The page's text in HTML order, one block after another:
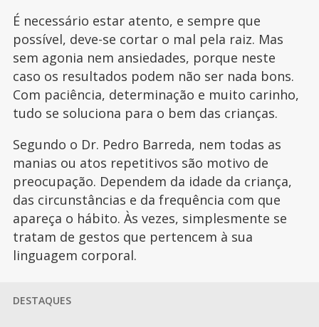
É necessário estar atento, e sempre que
possível, deve-se cortar o mal pela raiz. Mas
sem agonia nem ansiedades, porque neste
caso os resultados podem não ser nada bons.
Com paciência, determinação e muito carinho,
tudo se soluciona para o bem das crianças.
Segundo o Dr. Pedro Barreda, nem todas as
manias ou atos repetitivos são motivo de
preocupação. Dependem da idade da criança,
das circunstâncias e da frequência com que
apareça o hábito. Às vezes, simplesmente se
tratam de gestos que pertencem à sua
linguagem corporal.
DESTAQUES